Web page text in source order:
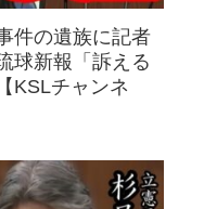
件の遺族に記者
球新報「訴える
KSLチャンネ